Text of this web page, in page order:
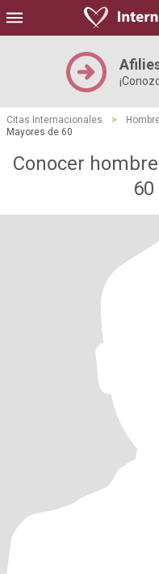
Citas Internacionales >
Mayores de 60
Conocer